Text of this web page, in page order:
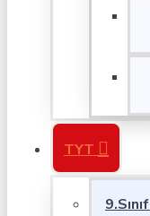
TYT
9.Sınıf